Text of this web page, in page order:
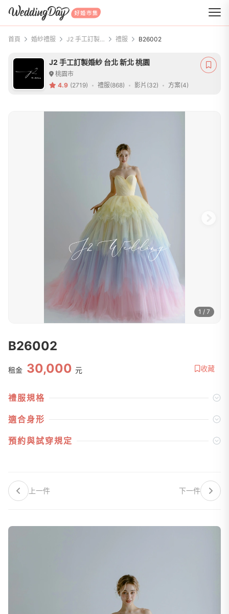
WeddingDay 好婚市集
首頁 婚紗禮服 J2 手工訂製婚紗 台北 新北 桃園 禮服 B26002
J2 手工訂製婚紗 台北 新北 桃園
桃園市
4.9 (2719) 禮服(868) 影片(32) 方案(4)
1 / 7
B26002
租金 30,000 元 收藏
禮服規格
適合身形
預約與試穿規定
上一件 下一件